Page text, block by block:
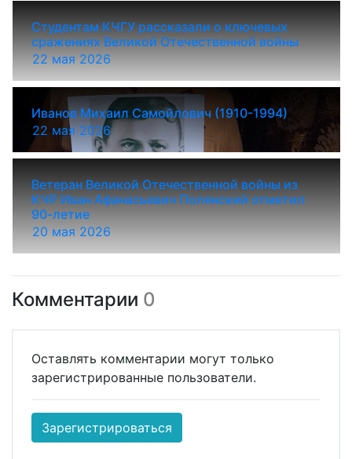
22 мая 2026
Студентам КЧГУ рассказали о ключевых
сражениях Великой Отечественной войны
22 мая 2026
Иванов Михаил Самойлович (1910-1994)
20 мая 2026
Ветеран Великой Отечественной войны из
КЧР Иван Афанасьевич Полянский отметил
90-летие
Комментарии 0
Оставлять комментарии могут только
зарегистрированные пользователи.
Зарегистрироваться